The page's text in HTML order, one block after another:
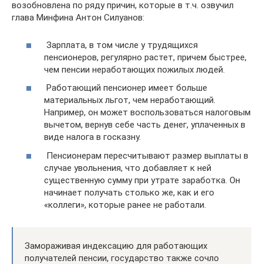
возобновлена по ряду причин, которые в т.ч. озвучил
глава Минфина Антон Силуанов:
Зарплата, в том числе у трудящихся
пенсионеров, регулярно растет, причем быстрее,
чем пенсии неработающих пожилых людей.
Работающий пенсионер имеет больше
материальных льгот, чем неработающий.
Например, он может воспользоваться налоговым
вычетом, вернув себе часть денег, уплаченных в
виде налога в госказну.
Пенсионерам пересчитывают размер выплаты в
случае увольнения, что добавляет к ней
существенную сумму при утрате заработка. Он
начинает получать столько же, как и его
«коллеги», которые ранее не работали.
Замораживая индексацию для работающих
получателей пенсии, государство также сочло